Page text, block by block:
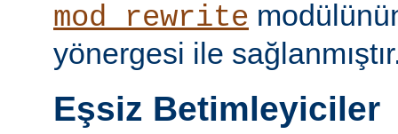
mod_rewrite
yönergesi ile
Eşsiz Betimleyiciler